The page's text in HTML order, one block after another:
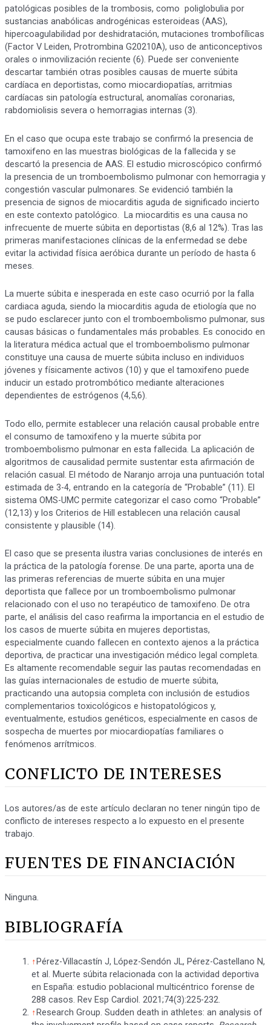
patológicas posibles de la trombosis, como poliglobulia por
sustancias anabólicas androgénicas esteroideas (AAS),
hipercoagulabilidad por deshidratación, mutaciones trombofílicas
(Factor V Leiden, Protrombina G20210A), uso de anticonceptivos
orales o inmovilización reciente (6). Puede ser conveniente
descartar también otras posibles causas de muerte súbita
cardíaca en deportistas, como miocardiopatías, arritmias
cardíacas sin patología estructural, anomalías coronarias,
rabdomiolisis severa o hemorragias internas (3).
En el caso que ocupa este trabajo se confirmó la presencia de
tamoxifeno en las muestras biológicas de la fallecida y se
descartó la presencia de AAS. El estudio microscópico confirmó
la presencia de un tromboembolismo pulmonar con hemorragia y
congestión vascular pulmonares. Se evidenció también la
presencia de signos de miocarditis aguda de significado incierto
en este contexto patológico. La miocarditis es una causa no
infrecuente de muerte súbita en deportistas (8,6 al 12%). Tras las
primeras manifestaciones clínicas de la enfermedad se debe
evitar la actividad física aeróbica durante un período de hasta 6
meses.
La muerte súbita e inesperada en este caso ocurrió por la falla
cardiaca aguda, siendo la miocarditis aguda de etiología que no
se pudo esclarecer junto con el tromboembolismo pulmonar, sus
causas básicas o fundamentales más probables. Es conocido en
la literatura médica actual que el tromboembolismo pulmonar
constituye una causa de muerte súbita incluso en individuos
jóvenes y físicamente activos (10) y que el tamoxifeno puede
inducir un estado protrombótico mediante alteraciones
dependientes de estrógenos (4,5,6).
Todo ello, permite establecer una relación causal probable entre
el consumo de tamoxifeno y la muerte súbita por
tromboembolismo pulmonar en esta fallecida. La aplicación de
algoritmos de causalidad permite sustentar esta afirmación de
relación casual. El método de Naranjo arroja una puntuación total
estimada de 3-4, entrando en la categoría de “Probable” (11). El
sistema OMS-UMC permite categorizar el caso como “Probable”
(12,13) y los Criterios de Hill establecen una relación causal
consistente y plausible (14).
El caso que se presenta ilustra varias conclusiones de interés en
la práctica de la patología forense. De una parte, aporta una de
las primeras referencias de muerte súbita en una mujer
deportista que fallece por un tromboembolismo pulmonar
relacionado con el uso no terapéutico de tamoxifeno. De otra
parte, el análisis del caso reafirma la importancia en el estudio de
los casos de muerte súbita en mujeres deportistas,
especialmente cuando fallecen en contexto ajenos a la práctica
deportiva, de practicar una investigación médico legal completa.
Es altamente recomendable seguir las pautas recomendadas en
las guías internacionales de estudio de muerte súbita,
practicando una autopsia completa con inclusión de estudios
complementarios toxicológicos e histopatológicos y,
eventualmente, estudios genéticos, especialmente en casos de
sospecha de muertes por miocardiopatías familiares o
fenómenos arrítmicos.
CONFLICTO DE INTERESES
Los autores/as de este artículo declaran no tener ningún tipo de
conflicto de intereses respecto a lo expuesto en el presente
trabajo.
FUENTES DE FINANCIACIÓN
Ninguna.
BIBLIOGRAFÍA
↑Pérez-Villacastín J, López-Sendón JL, Pérez-Castellano N,
et al. Muerte súbita relacionada con la actividad deportiva
en España: estudio poblacional multicéntrico forense de
288 casos. Rev Esp Cardiol. 2021;74(3):225-232.
↑Research Group. Sudden death in athletes: an analysis of